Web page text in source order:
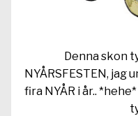
Denna skon
NYÅRSFESTEN, jag
fira NYÅR i år..